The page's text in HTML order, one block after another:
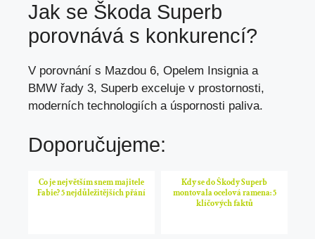
Jak se Škoda Superb
porovnává s konkurencí?
V porovnání s Mazdou 6, Opelem Insignia a
BMW řady 3, Superb exceluje v prostornosti,
moderních technologiích a úspornosti paliva.
Doporučujeme:
Co je největším snem majitele
Fabie? 5 nejdůležitějších přání
Kdy se do Škody Superb
montovala ocelová ramena: 5
klíčových faktů